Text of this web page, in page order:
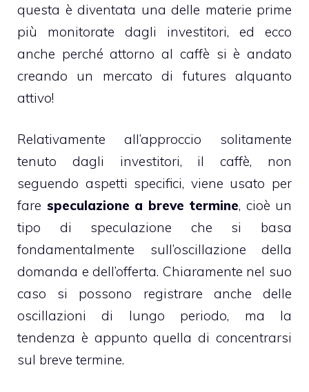
questa è diventata una delle materie prime
più monitorate dagli investitori, ed ecco
anche perché attorno al caffè si è andato
creando un mercato di futures alquanto
attivo!
Relativamente all’approccio solitamente
tenuto dagli investitori, il caffè, non
seguendo aspetti specifici, viene usato per
fare speculazione a breve termine, cioè un
tipo di speculazione che si basa
fondamentalmente sull’oscillazione della
domanda e dell’offerta. Chiaramente nel suo
caso si possono registrare anche delle
oscillazioni di lungo periodo, ma la
tendenza è appunto quella di concentrarsi
sul breve termine.